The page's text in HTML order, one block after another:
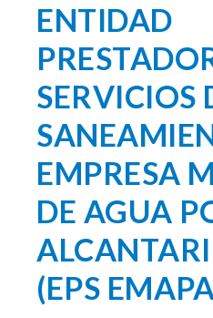
ENTIDAD
SERVICIOS
EMPRESA
DE AGUA
(EPS